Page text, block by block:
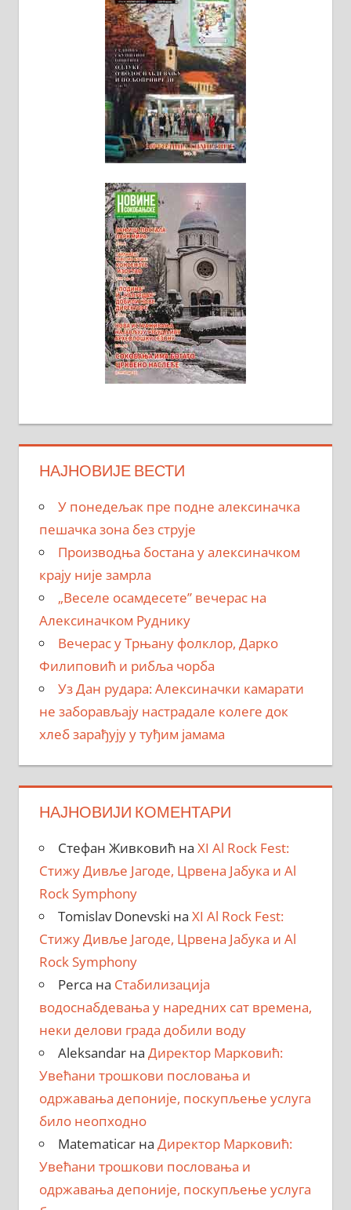
НАЈНОВИЈЕ ВЕСТИ
У понедељак пре подне алексиначка
пешачка зона без струје
Производња бостана у алексиначком
крају није замрла
„Веселе осамдесете” вечерас на
Алексиначком Руднику
Вечерас у Трњану фолклор, Дарко
Филиповић и рибља чорба
Уз Дан рудара: Алексиначки камарати
не заборављају настрадале колеге док
хлеб зарађују у туђим јамама
НАЈНОВИЈИ КОМЕНТАРИ
Стефан Живковић на XI Al Rock Fest:
Стижу Дивље Јагоде, Црвена Јабука и Al
Rock Symphony
Tomislav Donevski на XI Al Rock Fest:
Стижу Дивље Јагоде, Црвена Јабука и Al
Rock Symphony
Perca на Стабилизација
водоснабдевања у наредних сат времена,
неки делови града добили воду
Aleksandarна Директор Марковић:
Увећани трошкови пословања и
одржавања депоније, поскупљење услуга
било неопходно
Matematicarна Директор Марковић:
Увећани трошкови пословања и
одржавања депоније, поскупљење услуга